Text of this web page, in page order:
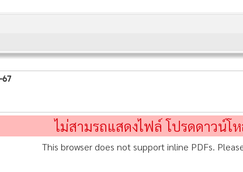
67
ไม่สามรถแสดงไฟล์ โปรดดาวน์
This browser does not support inline PDFs.